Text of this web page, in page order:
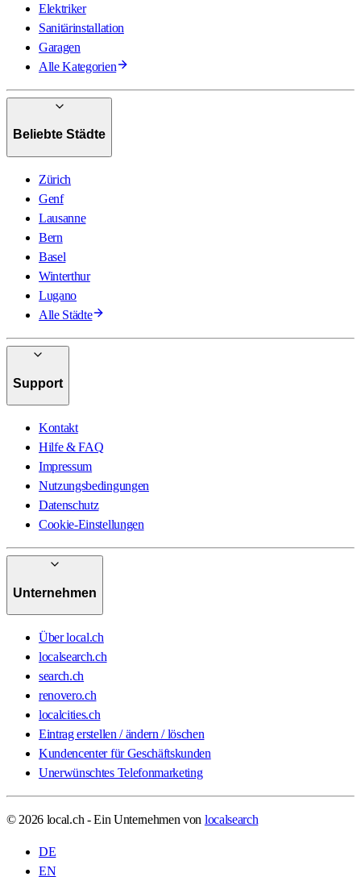
Elektriker
Sanitärinstallation
Garagen
Alle Kategorien
Beliebte Städte
Zürich
Genf
Lausanne
Bern
Basel
Winterthur
Lugano
Alle Städte
Support
Kontakt
Hilfe & FAQ
Impressum
Nutzungsbedingungen
Datenschutz
Cookie-Einstellungen
Unternehmen
Über local.ch
localsearch.ch
search.ch
renovero.ch
localcities.ch
Eintrag erstellen / ändern / löschen
Kundencenter für Geschäftskunden
Unerwünschtes Telefonmarketing
© 2026 local.ch - Ein Unternehmen von localsearch
DE
EN